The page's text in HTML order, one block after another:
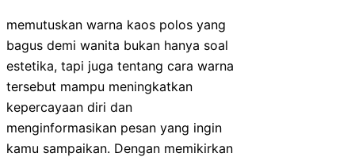
memutuskan warna kaos polos yang
bagus demi wanita bukan hanya soal
estetika, tapi juga tentang cara warna
tersebut mampu meningkatkan
kepercayaan diri dan
menginformasikan pesan yang ingin
kamu sampaikan. Dengan memikirkan